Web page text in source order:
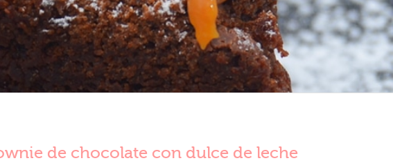
de chocolate con dulce de leche